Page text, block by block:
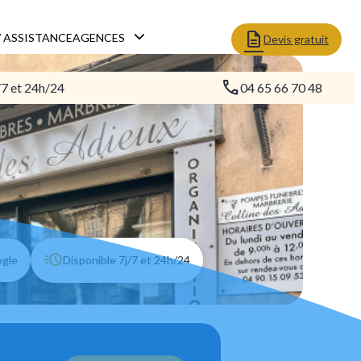
ASSISTANCEAGENCES Devis gratuit
et 24h/24 04 65 66 70 48
Disponible 7j/7 et 24h/24